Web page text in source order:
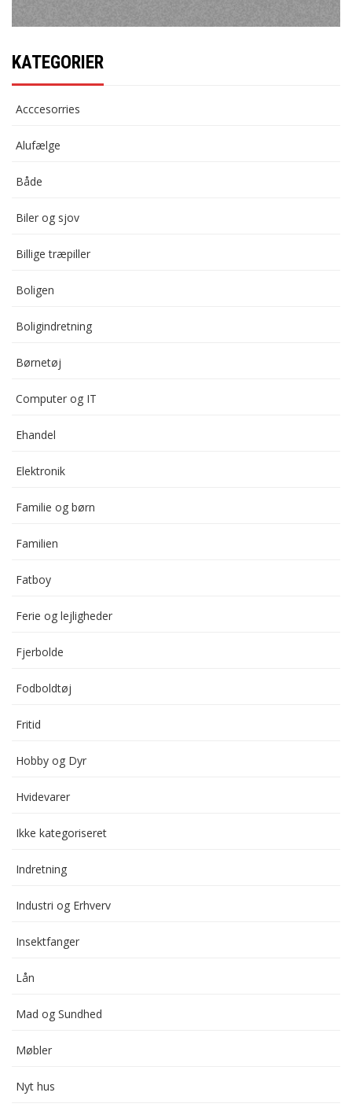
KATEGORIER
Acccesorries
Alufælge
Både
Biler og sjov
Billige træpiller
Boligen
Boligindretning
Børnetøj
Computer og IT
Ehandel
Elektronik
Familie og børn
Familien
Fatboy
Ferie og lejligheder
Fjerbolde
Fodboldtøj
Fritid
Hobby og Dyr
Hvidevarer
Ikke kategoriseret
Indretning
Industri og Erhverv
Insektfanger
Lån
Mad og Sundhed
Møbler
Nyt hus